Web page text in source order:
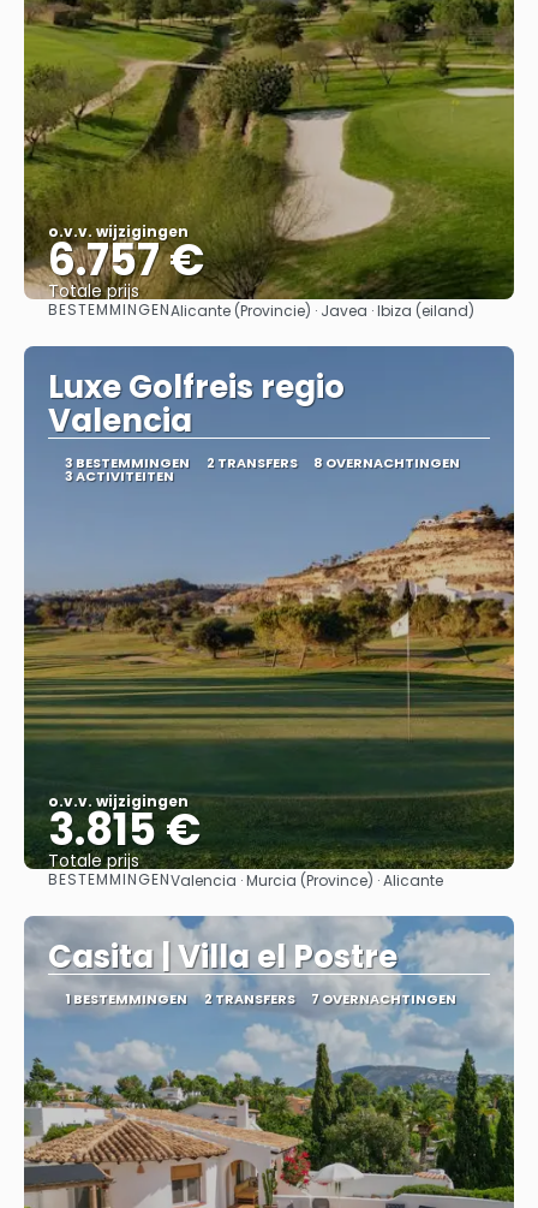
o.v.v. wijzigingen
6.757 €
Totale prijs
Bekijk
BESTEMMINGENAlicante (Provincie) · Javea · Ibiza (eiland)
Luxe Golfreis regio
Valencia
3 BESTEMMINGEN 2 TRANSFERS 8 OVERNACHTINGEN
3 ACTIVITEITEN
o.v.v. wijzigingen
3.815 €
Totale prijs
Bekijk
BESTEMMINGENValencia · Murcia (Province) · Alicante
Casita | Villa el Postre
1 BESTEMMINGEN 2 TRANSFERS 7 OVERNACHTINGEN